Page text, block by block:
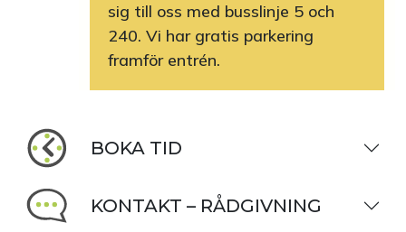
sig till oss med busslinje 5 och
240. Vi har gratis parkering
framför entrén.
BOKA TID
KONTAKT – RÅDGIVNING